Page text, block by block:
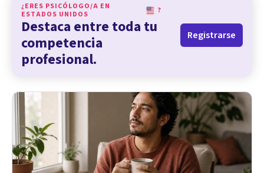
¿ERES PSICÓLOGO/A EN
ESTADOS UNIDOS
?
Destaca entre toda tu
competencia
profesional.
Registrarse